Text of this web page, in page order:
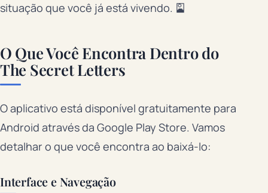
situação que você já está vivendo. 🎴
O Que Você Encontra Dentro do
The Secret Letters
O aplicativo está disponível gratuitamente para
Android através da Google Play Store. Vamos
detalhar o que você encontra ao baixá-lo:
Interface e Navegação